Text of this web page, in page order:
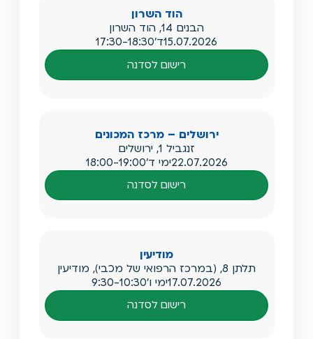
הוד השרון
הבנים 14, הוד השרון
15.07.2026ד'17:30-18:30
רישום לסדנה
ירושלים – מרכז המכונים
זנגביל 1, ירושלים
22.07.2026ימי ד'18:00-19:00
רישום לסדנה
מודיעין
תלתן 8, (במרכז הרפואי של מכבי), מודיעין
17.07.2026ימי ו'9:30-10:30
רישום לסדנה